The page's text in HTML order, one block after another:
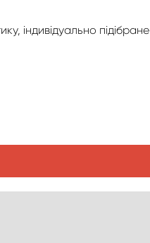
індивідуально підібране